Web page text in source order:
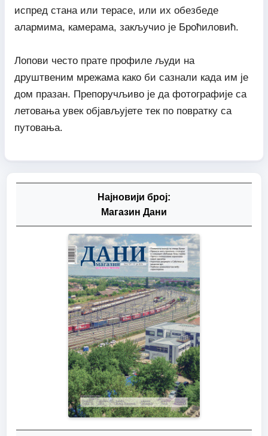
испред стана или терасе, или их обезбеде
алармима, камерама, закључио је Броћиловић.
Лопови често прате профиле људи на
друштвеним мрежама како би сазнали када им је
дом празан. Препоручљиво је да фотографије са
летовања увек објављујете тек по повратку са
путовања.
Најновији број:
Магазин Дани